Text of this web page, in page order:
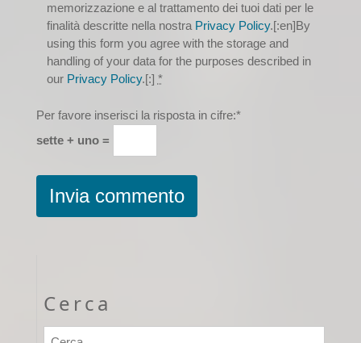
memorizzazione e al trattamento dei tuoi dati per le
finalità descritte nella nostra Privacy Policy.[:en]By
using this form you agree with the storage and
handling of your data for the purposes described in
our Privacy Policy.[:] *
Per favore inserisci la risposta in cifre:*
sette + uno =
Cerca